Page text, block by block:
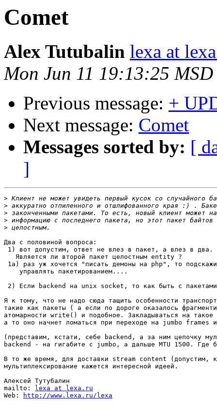
Comet
Alex Tutubalin lexa at
Mon Jun 11 19:13:25
Previous message: +
Next message: Comet
Messages sorted by: [
]
>
>
>
>
>
Два с половиной вопроса:
1) вот допустим, ответ не влез в пакет, а влез в два.
   Является ли второй пакет целостным entity ?
1a) раз уж хочется "писать демоны на php", то
    управлять пакетированием....
2) Если backend на unix socket, то как быть с
Я к тому, что не надо сюда тащить особенности
такие как пакеты ( а если по дороге оказалось
атомарности write() и подобное. Закладываться на
а то оно начнет ломаться при переходе на jumbo frames
(представим, кстати, себе backend, а за ним цепочку
backend - на гигабите с jumbo, а дальше MTU 1500. Где
В то же время, для доставки stream content (допустим,
мультиплексирование кажется интересной идеей.
Алексей Тутубалин
mailto:
lexa at lexa.ru
Web:
http://www.lexa.ru/lexa